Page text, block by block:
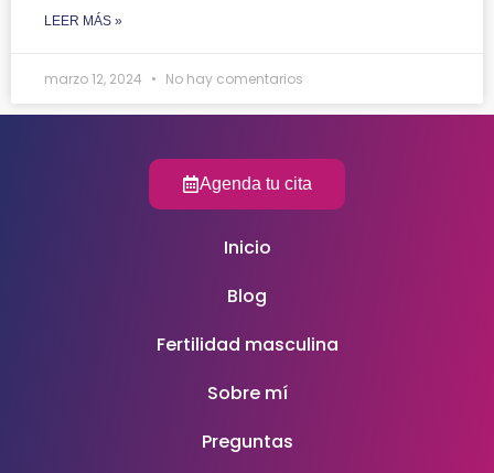
LEER MÁS »
marzo 12, 2024 No hay comentarios
Inicio
Blog
Fertilidad masculina
Sobre mí
Preguntas
Agenda tu cita